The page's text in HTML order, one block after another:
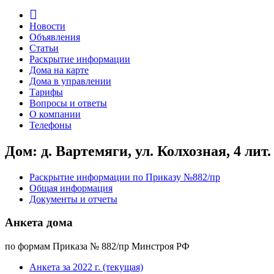
Новости
Объявления
Статьи
Раскрытие информации
Дома на карте
Дома в управлении
Тарифы
Вопросы и ответы
О компании
Телефоны
Дом: д. Вартемяги, ул. Колхозная, 4
Раскрытие информации по Приказу №882/пр
Общая информация
Документы и отчеты
Анкета дома
по формам Приказа № 882/пр Минстроя РФ
Анкета за 2022 г. (текущая)